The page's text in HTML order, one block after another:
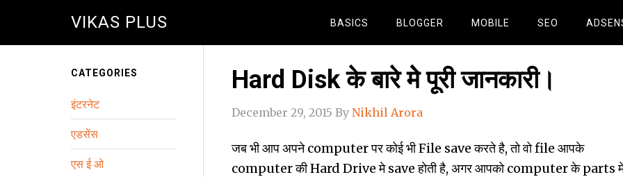
VIKAS PLUS BASICS BLOGGER MOBILE SEO
Hard Disk के बारे मेे पूरी जानकारी।
December 29, 2015 By Nikhil Arora
जब भी आप अपने computer पर कोई भी File save करते है, तो वो file आपके
computer की Hard Drive मे save होती है, अगर आपको computer के parts
CATEGORIES
इंटरनेट
एडसेंस
एस ई ओ